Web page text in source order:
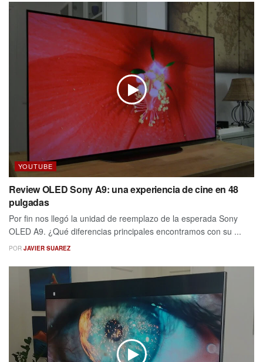
YOUTUBE
Review OLED Sony A9: una experiencia de cine en 48
pulgadas
Por fin nos llegó la unidad de reemplazo de la esperada Sony
OLED A9. ¿Qué diferencias principales encontramos con su ...
POR JAVIER SUAREZ